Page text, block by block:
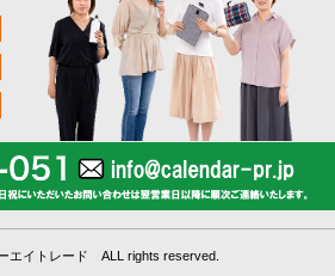
エイトレード ALL rights reserved.